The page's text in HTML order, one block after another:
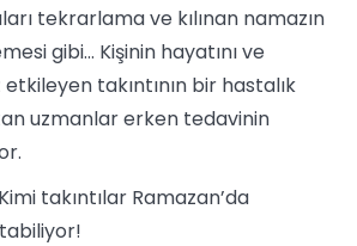
tekrarlama ve kılınan namazın
gibi… Kişinin hayatını ve
takıntının bir hastalık
uzmanlar erken tedavinin